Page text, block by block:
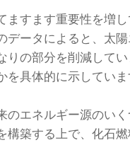
すます重要性を増
ータによると、太
の部分を削減して
具体的に示していま
エネルギー源のいく
築する上で、化石